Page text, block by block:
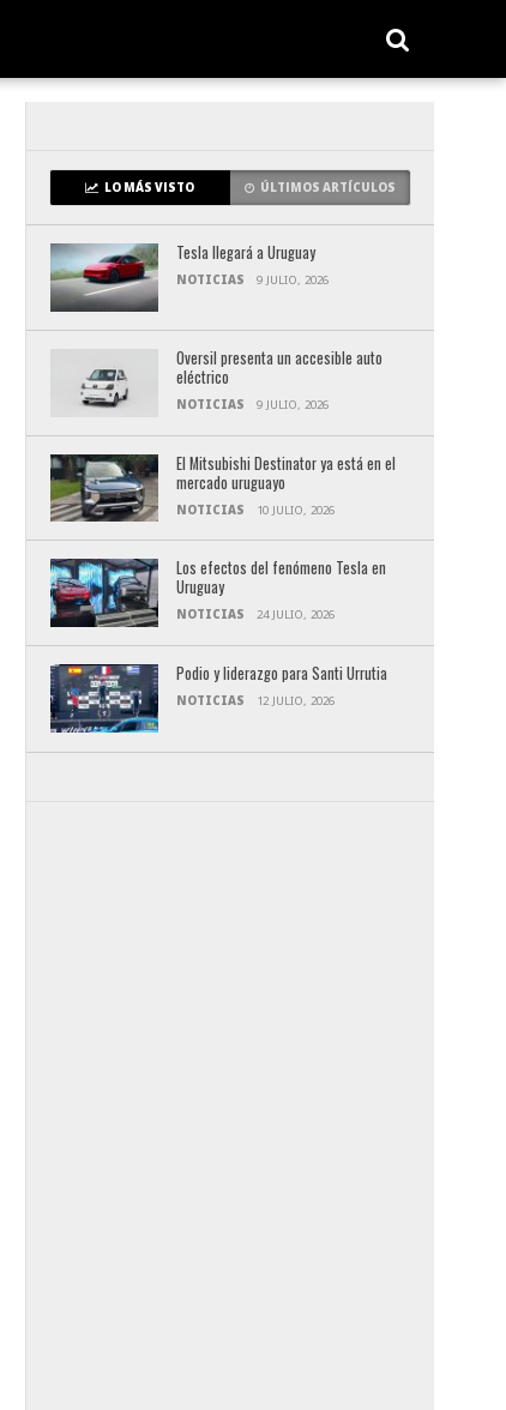
LO MÁS VISTO ÚLTIMOS ARTÍCULOS
Tesla llegará a Uruguay
NOTICIAS 9 JULIO, 2026
Oversil presenta un accesible auto
eléctrico
NOTICIAS 9 JULIO, 2026
El Mitsubishi Destinator ya está en el
mercado uruguayo
NOTICIAS 10 JULIO, 2026
Los efectos del fenómeno Tesla en
Uruguay
NOTICIAS 24 JULIO, 2026
Podio y liderazgo para Santi Urrutia
NOTICIAS 12 JULIO, 2026